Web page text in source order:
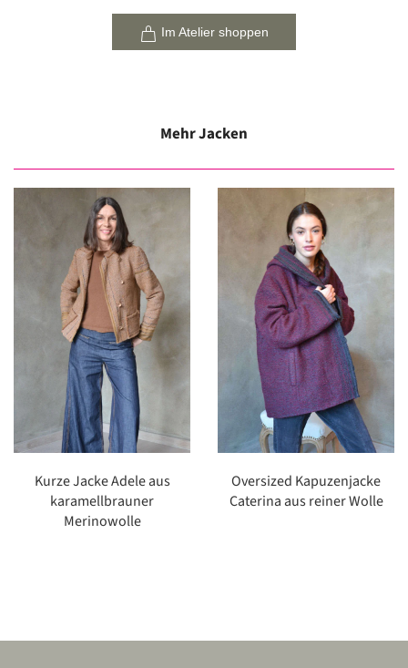
Im Atelier shoppen
Mehr Jacken
Adele aus
Oversized Kapuzenjacke
Caterina aus reiner Wolle
Kurze